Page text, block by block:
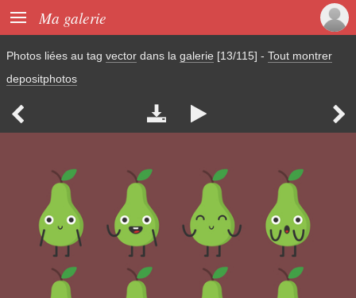
 Ma galerie
Photos liées au tag vector dans la galerie [13/115] - Tout montrer
depositphotos
   